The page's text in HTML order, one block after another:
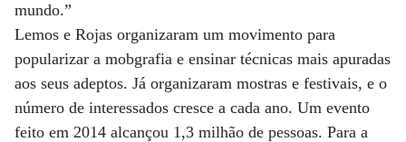
mundo.”
Lemos e Rojas organizaram um movimento para
popularizar a mobgrafia e ensinar técnicas mais apuradas
aos seus adeptos. Já organizaram mostras e festivais, e o
número de interessados cresce a cada ano. Um evento
feito em 2014 alcançou 1,3 milhão de pessoas. Para a